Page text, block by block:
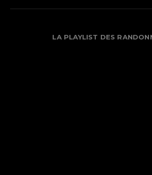
LA PLAYLIST DES